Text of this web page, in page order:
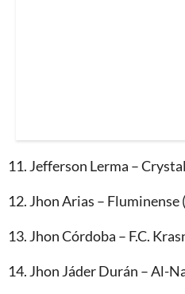
11.⁠ ⁠Jefferson Lerma –
12.⁠ ⁠Jhon Arias – Fluminense
13.⁠ ⁠Jhon Córdoba – F.C.
14.⁠ ⁠Jhon Jáder Durán – Al-